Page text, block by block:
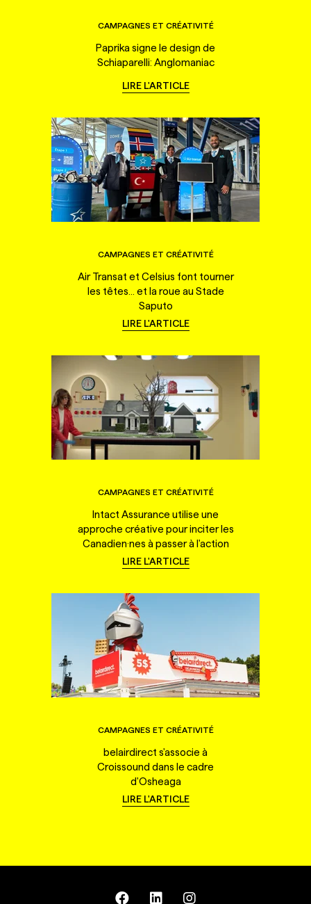
CAMPAGNES ET CRÉATIVITÉ
Paprika signe le design de
Schiaparelli: Anglomaniac
LIRE L'ARTICLE
CAMPAGNES ET CRÉATIVITÉ
Air Transat et Celsius font tourner
les têtes... et la roue au Stade
Saputo
LIRE L'ARTICLE
CAMPAGNES ET CRÉATIVITÉ
Intact Assurance utilise une
approche créative pour inciter les
Canadien·nes à passer à l'action
LIRE L'ARTICLE
CAMPAGNES ET CRÉATIVITÉ
belairdirect s'associe à
Croissound dans le cadre
d'Osheaga
LIRE L'ARTICLE